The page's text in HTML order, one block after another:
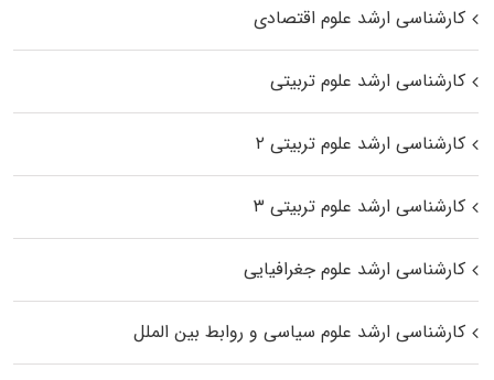
کارشناسی ارشد علوم اقتصادی
کارشناسی ارشد علوم تربیتی
کارشناسی ارشد علوم تربیتی ۲
کارشناسی ارشد علوم تربیتی ۳
کارشناسی ارشد علوم جغرافیایی
کارشناسی ارشد علوم سیاسی و روابط بین الملل